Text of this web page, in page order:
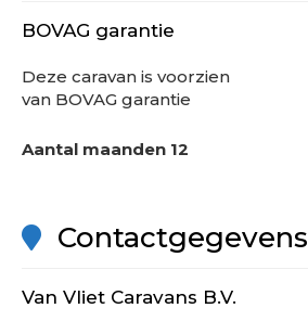
BOVAG garantie
Deze caravan is voorzien
van BOVAG garantie
Aantal maanden 12
Contactgegevens
Van Vliet Caravans B.V.